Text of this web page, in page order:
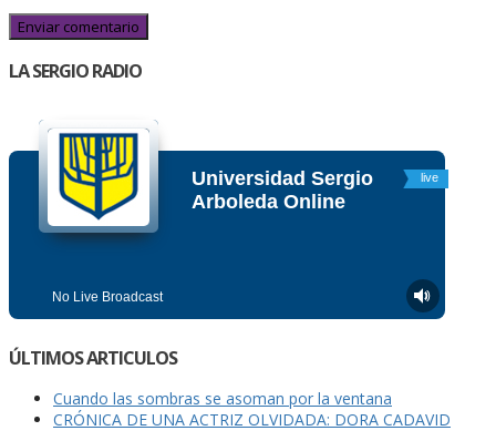
LA SERGIO RADIO
ÚLTIMOS ARTICULOS
Cuando las sombras se asoman por la ventana
CRÓNICA DE UNA ACTRIZ OLVIDADA: DORA CADAVID